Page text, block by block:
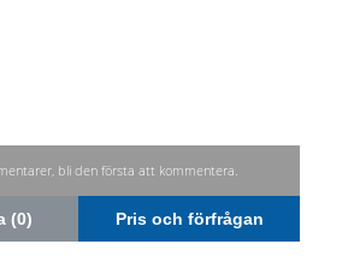
bli den första att kommentera.
(0) Pris och förfrågan